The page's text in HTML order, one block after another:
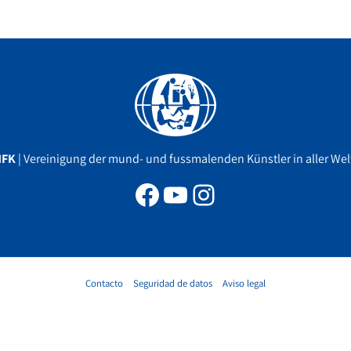
| Vereinigung der mund- und fussmalenden Künstler in aller
Facebook
YouTube
Instagram
Contacto Seguridad de datos Aviso legal